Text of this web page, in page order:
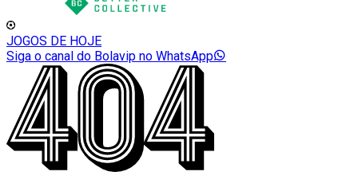
JOGOS DE HOJE
Siga o canal do Bolavip no WhatsApp